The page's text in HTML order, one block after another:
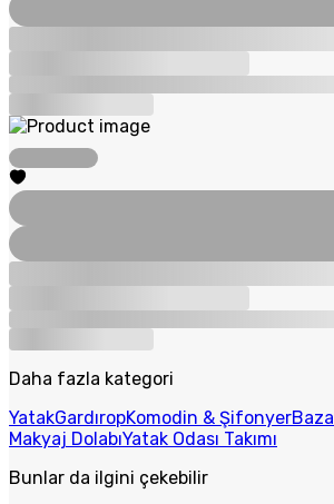
Daha fazla kategori
YatakGardıropKomodin & ŞifonyerBaza
Makyaj DolabıYatak Odası Takımı
Bunlar da ilgini çekebilir